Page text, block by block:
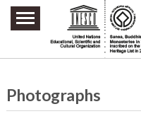
주요메뉴 바로가기
본문 바로가기
하단메뉴 바로가기
Photographs